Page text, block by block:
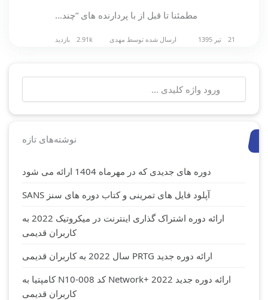
مطمئنا تا قبل از با پردارنده های “چند…
21 تیر 1395 ارسال شده توسط مهدی 2.91k بازدید
نوشته‌های تازه
دوره های جدیدی که در مهرماه 1404 ارائه می شود
آپلود فایل های تمرینی و کتاب دوره های سنز SANS
ارائه دوره اشتراک گذاری اینترنت در میکروتیک 2022 به
کاربران قدیمی
ارائه دوره جدید PRTG سال 2022 به کاربران قدیمی
ارائه دوره جدید Network+ 2022 کد N10-008 کامپتیا به
کاربران قدیمی